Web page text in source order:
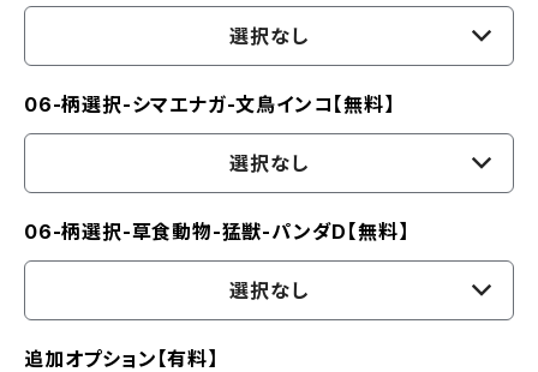
選択なし
06-柄選択-シマエナガ-文鳥インコ【無料】
選択なし
06-柄選択-草食動物-猛獣-パンダD【無料】
選択なし
追加オプション【有料】